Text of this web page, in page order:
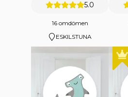
5.0
16 omdömen
ESKILSTUNA